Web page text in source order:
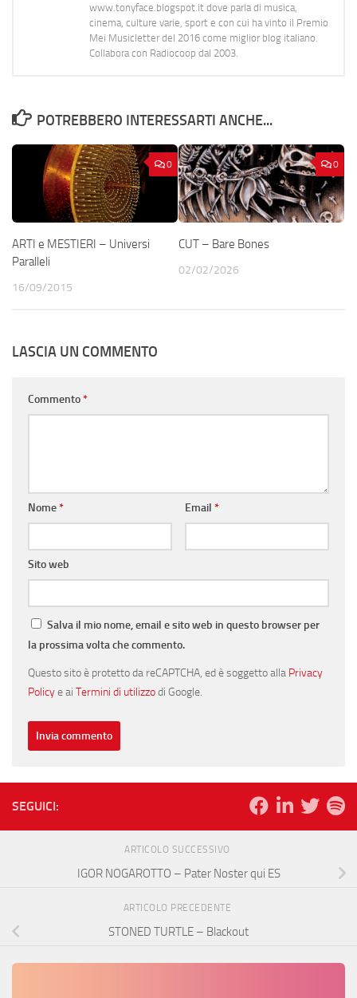
www.tonyface.blogspot.it dove parla di musica,
cinema, culture varie, sport e con cui ha vinto il Premio
Mei Musicletter del 2016 come miglior blog italiano.
Collabora con Radiocoop dal 2003.
POTREBBERO INTERESSARTI ANCHE...
0
ARTI e MESTIERI – Universi
Paralleli
16/09/2015
0
CUT – Bare Bones
02/02/2026
LASCIA UN COMMENTO
Commento*
Nome* Email *
Sito web
Salva il mio nome, email e sito web in questo browser per
la prossima volta che commento.
Questo sito è protetto da reCAPTCHA, ed è soggetto alla Privacy
Policye ai Termini di utilizzodi Google.
SEGUICI:
ARTICOLO SUCCESSIVO
IGOR NOGAROTTO – Pater Noster qui ES
ARTICOLO PRECEDENTE
STONED TURTLE – Blackout